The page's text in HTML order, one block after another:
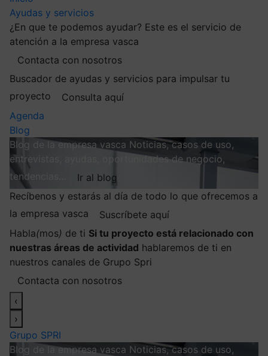
Ayudas y servicios
¿En que te podemos ayudar? Este es el servicio de
atención a la empresa vasca
Contacta con nosotros
Buscador de ayudas y servicios para impulsar tu
proyecto
Consulta aquí
Agenda
Blog
Blog de la empresa vasca Noticias, casos de uso,
entrevistas, ayudas, oportunidades de negocio,
tendencias…
Ir al blog
Recíbenos y estarás al día de todo lo que ofrecemos a
la empresa vasca
Suscríbete aquí
Habla(mos) de ti Si tu proyecto está relacionado con
nuestras áreas de actividad hablaremos de ti en
nuestros canales de Grupo Spri
Contacta con nosotros
‹
›
Grupo SPRI
Blog de la empresa vasca Noticias, casos de uso,